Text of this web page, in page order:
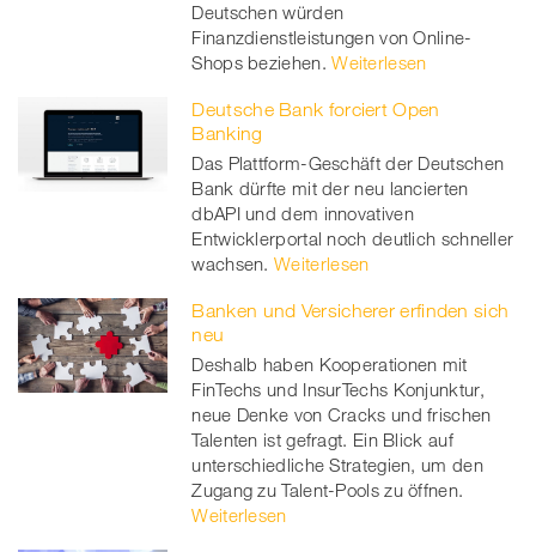
Deutschen würden
Finanzdienstleistungen von Online-
Shops beziehen. Weiterlesen
Deutsche Bank forciert Open
Banking
Das Plattform-Geschäft der Deutschen
Bank dürfte mit der neu lancierten
dbAPI und dem innovativen
Entwicklerportal noch deutlich schneller
wachsen. Weiterlesen
Banken und Versicherer erfinden sich
neu
Deshalb haben Kooperationen mit
FinTechs und InsurTechs Konjunktur,
neue Denke von Cracks und frischen
Talenten ist gefragt. Ein Blick auf
unterschiedliche Strategien, um den
Zugang zu Talent-Pools zu öffnen.
Weiterlesen